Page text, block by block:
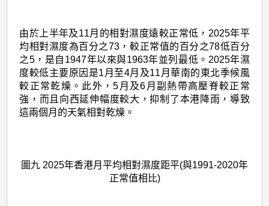
由於上半年及11月的相對濕度遠較正常低，2025年平
均相對濕度為百分之73，較正常值的百分之78低百分
之5，是自1947年以來與1963年並列最低。2025年濕
度較低主要原因是1月至4月及11月華南的東北季候風
較正常乾燥。此外，5月及6月副熱帶高壓脊較正常
強，而且向西延伸幅度較大，抑制了本港降雨，導致
這兩個月的天氣相對乾燥。
圖九 2025年香港月平均相對濕度距平(與1991-2020年
正常值相比)